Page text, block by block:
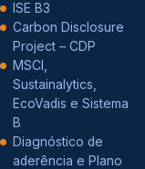
ISE B3
Carbon Disclosure
Project – CDP
MSCI,
Sustainalytics,
EcoVadis e Sistema
B
Diagnóstico de
aderência e Plano